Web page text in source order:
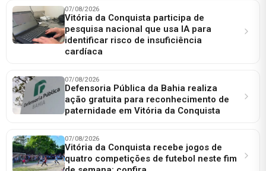
07/08/2026
Vitória da Conquista participa de
pesquisa nacional que usa IA para
identificar risco de insuficiência
cardíaca
07/08/2026
Defensoria Pública da Bahia realiza
ação gratuita para reconhecimento de
paternidade em Vitória da Conquista
07/08/2026
Vitória da Conquista recebe jogos de
quatro competições de futebol neste fim